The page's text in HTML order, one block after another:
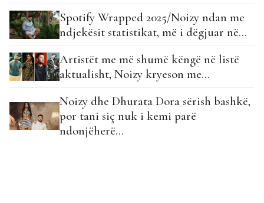
Spotify Wrapped 2025/Noizy ndan me
ndjekësit statistikat, më i dëgjuar në…
Artistët me më shumë këngë në listë
aktualisht, Noizy kryeson me…
Noizy dhe Dhurata Dora sërish bashkë,
por tani siç nuk i kemi parë
ndonjëherë…